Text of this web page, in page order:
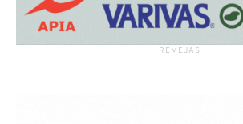
RĖMĖJAS